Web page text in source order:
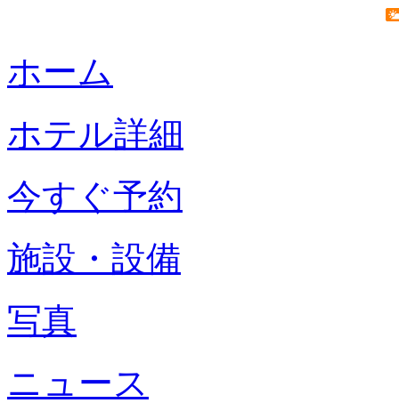
ホーム
ホテル詳細
今すぐ予約
施設・設備
写真
ニュース